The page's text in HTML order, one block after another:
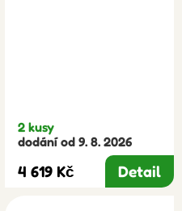
2 kusy
dodání od 9. 8. 2026
4 619 Kč Detail